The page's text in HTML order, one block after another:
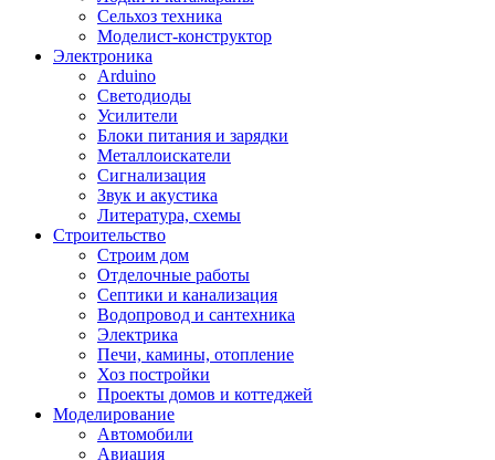
Сельхоз техника
Моделист-конструктор
Электроника
Arduino
Светодиоды
Усилители
Блоки питания и зарядки
Металлоискатели
Сигнализация
Звук и акустика
Литература, схемы
Строительство
Строим дом
Отделочные работы
Септики и канализация
Водопровод и сантехника
Электрика
Печи, камины, отопление
Хоз постройки
Проекты домов и коттеджей
Моделирование
Автомобили
Авиация